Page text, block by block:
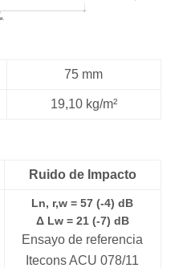
75 mm
19,10 kg/m²
Ruido de Impacto
Ln, r,w = 57 (-4) dB
Δ Lw = 21 (-7) dB
Ensayo de referencia
Itecons ACU 078/11